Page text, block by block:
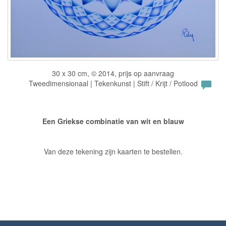
30 x 30 cm, © 2014, prijs op aanvraag
Tweedimensionaal | Tekenkunst | Stift / Krijt / Potlood
Een Griekse combinatie van wit en blauw
Van deze tekening zijn kaarten te bestellen.